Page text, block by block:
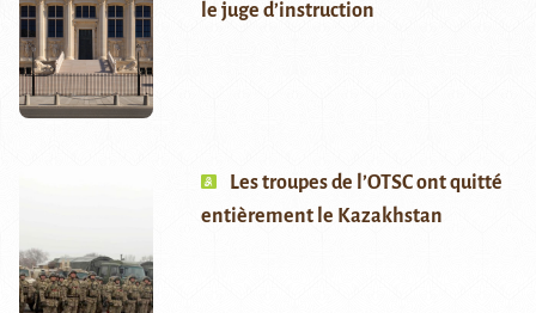
le juge d’instruction
Les troupes de l’OTSC ont quitté
entièrement le Kazakhstan